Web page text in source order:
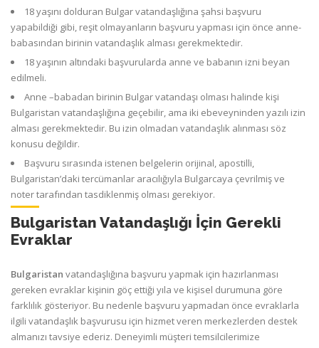
18 yaşını dolduran Bulgar vatandaşlığına şahsi başvuru
yapabildiği gibi, reşit olmayanların başvuru yapması için önce anne-
babasından birinin vatandaşlık alması gerekmektedir.
18 yaşının altındaki başvurularda anne ve babanın izni beyan
edilmeli.
Anne –babadan birinin Bulgar vatandaşı olması halinde kişi
Bulgaristan vatandaşlığına geçebilir, ama iki ebeveyninden yazılı izin
alması gerekmektedir. Bu izin olmadan vatandaşlık alınması söz
konusu değildir.
Başvuru sırasında istenen belgelerin orijinal, apostilli,
Bulgaristan’daki tercümanlar aracılığıyla Bulgarcaya çevrilmiş ve
noter tarafından tasdiklenmiş olması gerekiyor.
Bulgaristan Vatandaşlığı İçin Gerekli
Evraklar
Bulgaristan vatandaşlığına başvuru yapmak için hazırlanması
gereken evraklar kişinin göç ettiği yıla ve kişisel durumuna göre
farklılık gösteriyor. Bu nedenle başvuru yapmadan önce evraklarla
ilgili vatandaşlık başvurusu için hizmet veren merkezlerden destek
almanızı tavsiye ederiz. Deneyimli müşteri temsilcilerimize